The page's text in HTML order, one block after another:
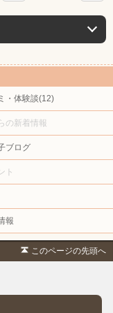
・体験談(12)
の新着情報
ブログ
ト
報
このページの先頭へ